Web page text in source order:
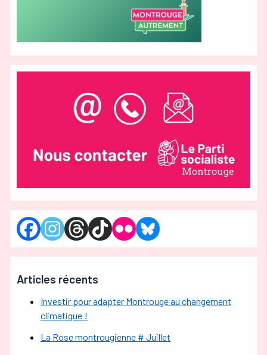
Articles récents
Investir pour adapter Montrouge au changement
climatique !
La Rose montrougienne # Juillet